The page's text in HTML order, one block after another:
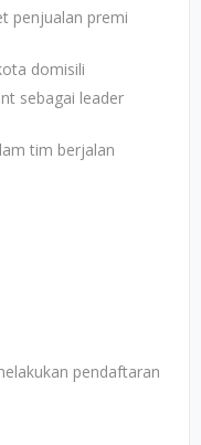
penjualan premi
domisili
sebagai leader
tim berjalan
pendaftaran